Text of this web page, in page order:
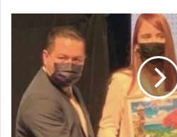
consecuencias
persona
removió
artículos
de